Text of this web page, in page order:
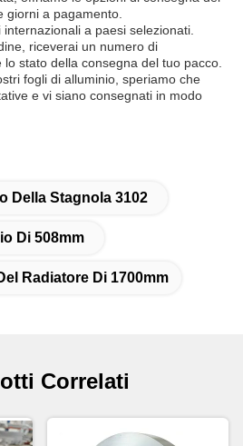
giorni a pagamento.
a paesi selezionati.
riceverai un numero di
stato della consegna del tuo pacco.
fogli di alluminio, speriamo che
e vi siano consegnati in modo
Della Stagnola 3102
Di 508mm
Radiatore Di 1700mm
Correlati